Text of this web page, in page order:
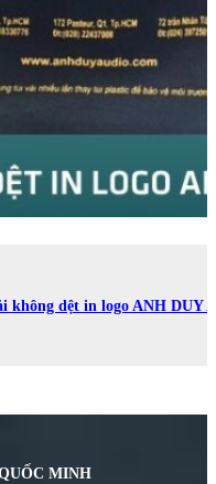
không dệt in logo ANH DUY
MINH